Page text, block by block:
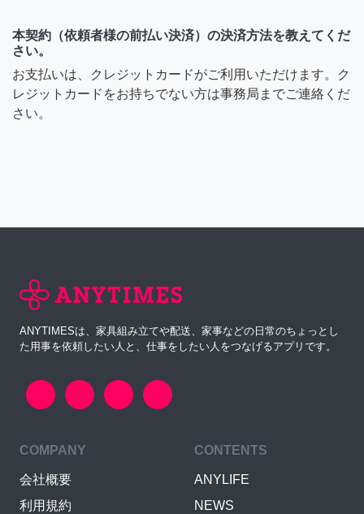
本契約（依頼者様の前払い決済）の決済方法を教えてくだ
さい。
お支払いは、クレジットカードがご利用いただけます。ク
レジットカードをお持ちでない方は事務局までご連絡くだ
さい。
ANYTIMESは、家具組み立てや配送、家事などの日常のちょっとし
た用事を依頼したい人と、仕事をしたい人をつなげるアプリです。
COMPANY
会社概要
利用規約
CONTENTS
ANYLIFE
NEWS